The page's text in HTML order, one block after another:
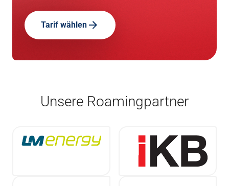
Tarif wählen
Unsere Roamingpartner